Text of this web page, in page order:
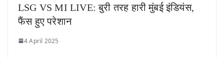
LSG VS MI LIVE: बुरी तरह हारी मुंबई इंडियंस,
फैंस हुए परेशान
4 April 2025